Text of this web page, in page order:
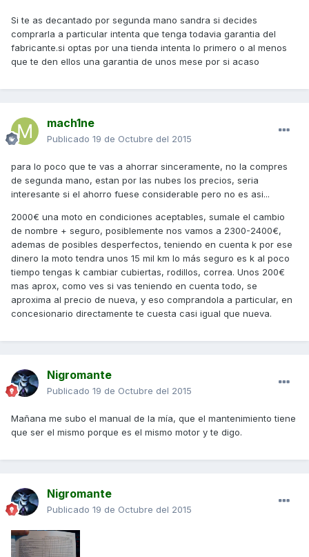
Si te as decantado por segunda mano sandra si decides
comprarla a particular intenta que tenga todavia garantia del
fabricante.si optas por una tienda intenta lo primero o al menos
que te den ellos una garantia de unos mese por si acaso
mach1ne
Publicado 19 de Octubre del 2015
para lo poco que te vas a ahorrar sinceramente, no la compres
de segunda mano, estan por las nubes los precios, seria
interesante si el ahorro fuese considerable pero no es asi...
2000€ una moto en condiciones aceptables, sumale el cambio
de nombre + seguro, posiblemente nos vamos a 2300-2400€,
ademas de posibles desperfectos, teniendo en cuenta k por ese
dinero la moto tendra unos 15 mil km lo más seguro es k al poco
tiempo tengas k cambiar cubiertas, rodillos, correa. Unos 200€
mas aprox, como ves si vas teniendo en cuenta todo, se
aproxima al precio de nueva, y eso comprandola a particular, en
concesionario directamente te cuesta casi igual que nueva.
Nigromante
Publicado 19 de Octubre del 2015
Mañana me subo el manual de la mía, que el mantenimiento tiene
que ser el mismo porque es el mismo motor y te digo.
Nigromante
Publicado 19 de Octubre del 2015